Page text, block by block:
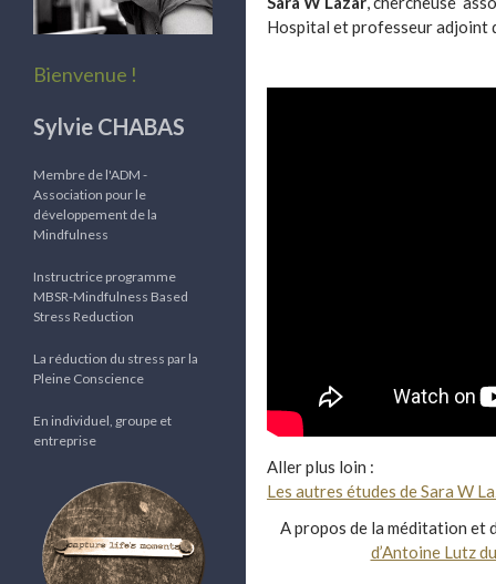
Hospital et professeur adjoint
Aller plus loin :
Les autres études de Sara W
A propos de la méditation et
d’Antoine Lutz
Bienvenue !
Sylvie CHABAS
Membre de l'ADM -
Association pour le
développement de la
Mindfulness
Instructrice programme
MBSR-Mindfulness Based
Stress Reduction
La réduction du stress par la
Pleine Conscience
En individuel, groupe et
entreprise